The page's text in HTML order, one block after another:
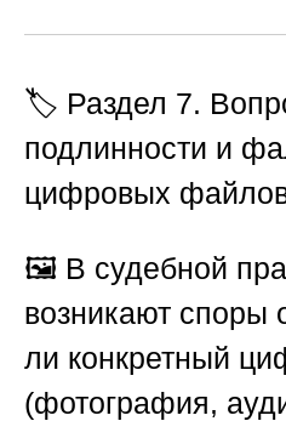
🏷️ Раздел 7.
подлинности и
цифровых
🖼️ В судебной
возникают споры
ли конкретный
(фотография,